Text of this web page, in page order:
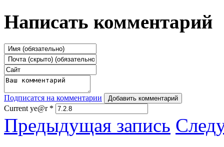
Написать комментарий
Подписатся на комментарии Добавить комментарий
Current ye@r *
Предыдущая запись